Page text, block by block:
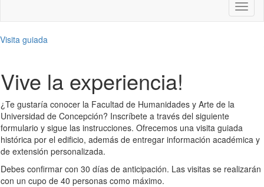
Visita guiada
Vive la experiencia!
¿Te gustaría conocer la Facultad de Humanidades y Arte de la
Universidad de Concepción? Inscríbete a través del siguiente
formulario y sigue las instrucciones. Ofrecemos una visita guiada
histórica por el edificio, además de entregar información académica y
de extensión personalizada.
Debes confirmar con 30 días de anticipación. Las visitas se realizarán
con un cupo de 40 personas como máximo.